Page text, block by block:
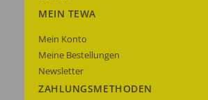
MEIN TEWA
Mein Konto
Meine Bestellungen
Newsletter
ZAHLUNGSMETHODEN